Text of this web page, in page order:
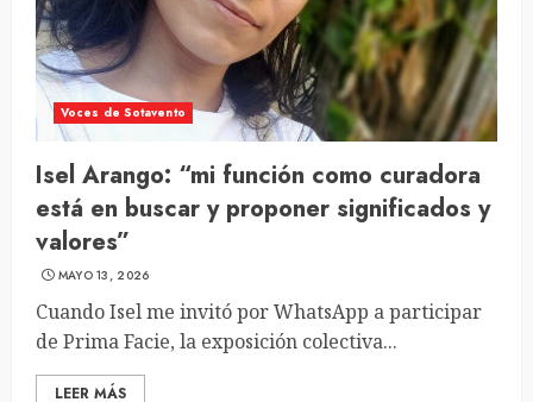
Voces de Sotavento
Isel Arango: “mi función como curadora
está en buscar y proponer significados y
valores”
MAYO 13, 2026
Cuando Isel me invitó por WhatsApp a participar
de Prima Facie, la exposición colectiva...
LEER MÁS